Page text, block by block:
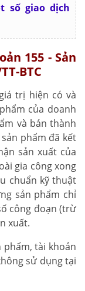
số giao dịch
155 - Sản
BTC
trị hiện có và
của doanh
và bán thành
phẩm đã kết
sản xuất của
gia công xong
chuẩn kỹ thuật
sản phẩm chỉ
công đoạn (trừ
xuất.
phẩm, tài khoản
sử dụng tại